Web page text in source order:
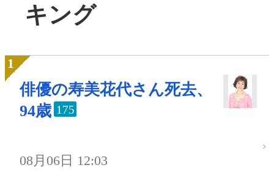
キング
俳優の寿美花代さん死去、
94歳 175
08月06日 12:03